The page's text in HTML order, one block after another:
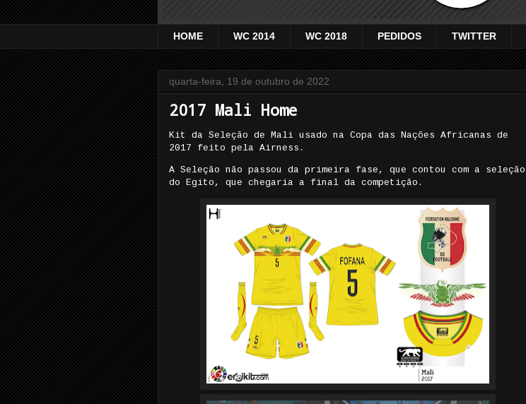
HOME WC 2014 WC 2018 PEDIDOS TWITTER
quarta-feira, 19 de outubro de 2022
2017 Mali Home
Kit da Seleção de Mali usado na Copa das Nações Africanas de
2017 feito pela Airness.
A Seleção não passou da primeira fase, que contou com a seleção
do Egito, que chegaria a final da competição.